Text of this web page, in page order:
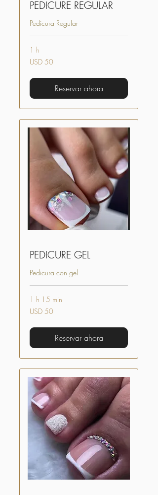
PEDICURE REGULAR
Pedicura Regular
1 h
50
dólares
USD 50
Reservar ahora
PEDICURE GEL
Pedicura con gel
1 h 15 min
50
dólares
USD 50
Reservar ahora